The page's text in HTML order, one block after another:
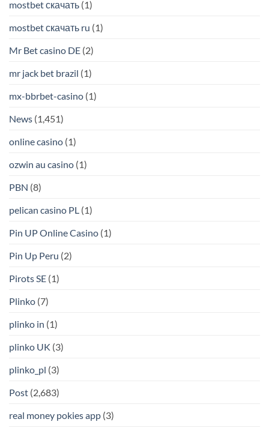
mostbet скачать (1)
mostbet скачать ru (1)
Mr Bet casino DE (2)
mr jack bet brazil (1)
mx-bbrbet-casino (1)
News (1,451)
online casino (1)
ozwin au casino (1)
PBN (8)
pelican casino PL (1)
Pin UP Online Casino (1)
Pin Up Peru (2)
Pirots SE (1)
Plinko (7)
plinko in (1)
plinko UK (3)
plinko_pl (3)
Post (2,683)
real money pokies app (3)